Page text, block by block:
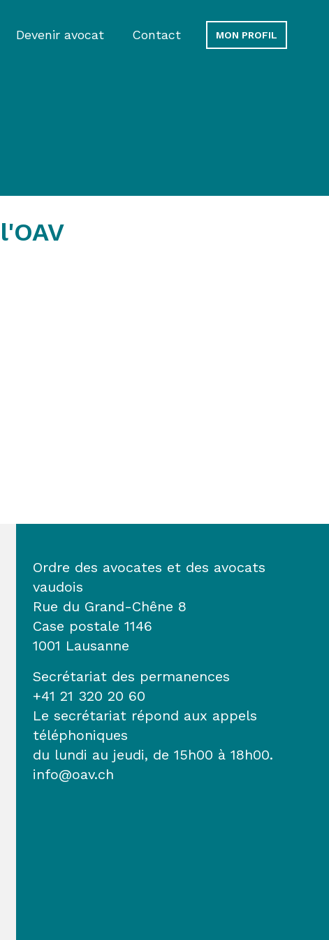
Devenir avocat Contact MON PROFIL
Ordre des avocates et des avocats
vaudois
Rue du Grand-Chêne 8
Case postale 1146
1001 Lausanne
Secrétariat des permanences
+41 21 320 20 60
Le secrétariat répond aux appels
téléphoniques
du lundi au jeudi, de 15h00 à 18h00.
info@oav.ch